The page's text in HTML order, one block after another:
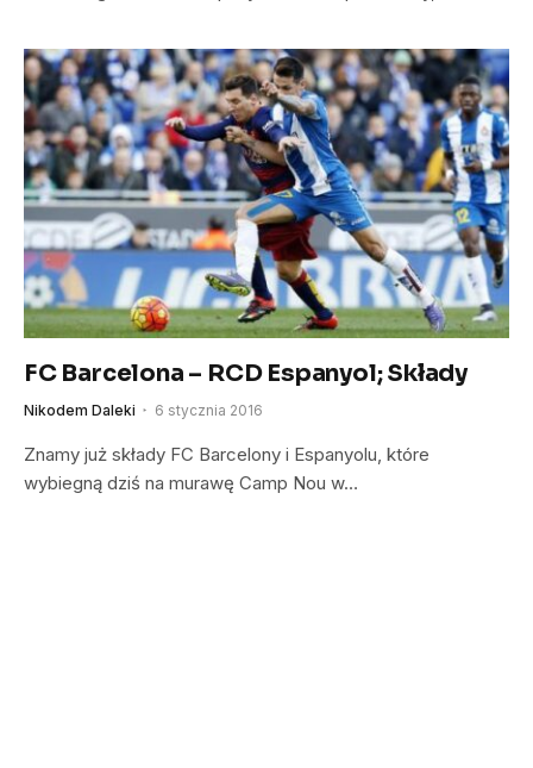
FC Barcelona – RCD Espanyol; Składy
Nikodem Daleki 6 stycznia 2016
Znamy już składy FC Barcelony i Espanyolu, które
wybiegną dziś na murawę Camp Nou w…